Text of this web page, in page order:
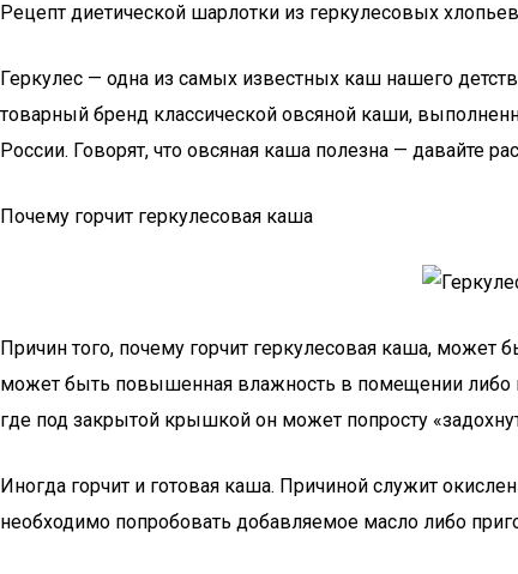
Рецепт диетической шарлотки из геркулесовых
Геркулес — одна из самых известных каш нашего
товарный бренд классической овсяной каши,
России. Говорят, что овсяная каша полезна — давайте
Почему горчит геркулесовая каша
Причин того, почему горчит геркулесовая каша, может
может быть повышенная влажность в помещении либо
где под закрытой крышкой он может попросту
Иногда горчит и готовая каша. Причиной служит
необходимо попробовать добавляемое масло либо